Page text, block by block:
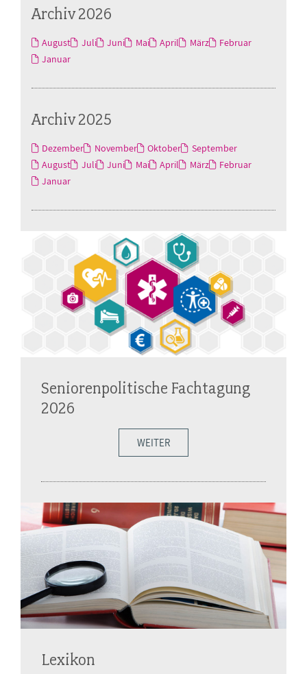
Archiv 2026
August Juli Juni Mai April März
Februar
Januar
Archiv 2025
Dezember November Oktober
September
August
Juli Juni Mai April März
Februar
Januar
Seniorenpolitische Fachtagung
2026
WEITER
Lexikon